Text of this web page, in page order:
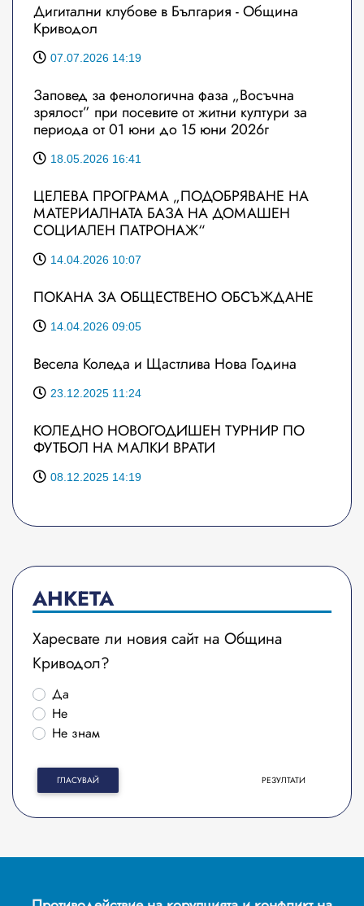
Дигитални клубове в България - Община
Криводол
07.07.2026 14:19
Заповед за фенологична фаза „Восъчна
зрялост” при посевите от житни култури за
периода от 01 юни до 15 юни 2026г
18.05.2026 16:41
ЦЕЛЕВА ПРОГРАМА „ПОДОБРЯВАНЕ НА
МАТЕРИАЛНАТА БАЗА НА ДОМАШЕН
СОЦИАЛЕН ПАТРОНАЖ“
14.04.2026 10:07
ПОКАНА ЗА ОБЩЕСТВЕНО ОБСЪЖДАНЕ
14.04.2026 09:05
Весела Коледа и Щастлива Нова Година
23.12.2025 11:24
КОЛЕДНО НОВОГОДИШЕН ТУРНИР ПО
ФУТБОЛ НА МАЛКИ ВРАТИ
08.12.2025 14:19
АНКЕТА
Харесвате ли новия сайт на Община
Криводол?
Да
Не
Не знам
ГЛАСУВАЙ РЕЗУЛТАТИ